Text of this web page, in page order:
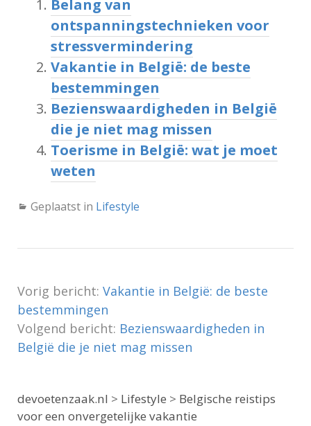
Belang van
ontspanningstechnieken voor
stressvermindering
Vakantie in België: de beste
bestemmingen
Bezienswaardigheden in België
die je niet mag missen
Toerisme in België: wat je moet
weten
Geplaatst in Lifestyle
Vorig bericht: Vakantie in België: de beste
bestemmingen
Volgend bericht: Bezienswaardigheden in
België die je niet mag missen
devoetenzaak.nl > Lifestyle > Belgische reistips
voor een onvergetelijke vakantie